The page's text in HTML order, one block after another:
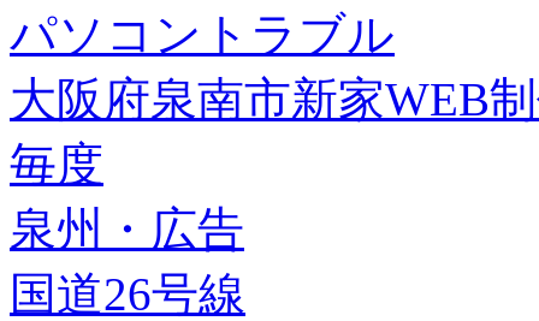
パソコントラブル
大阪府泉南市新家WEB
毎度
泉州・広告
国道26号線